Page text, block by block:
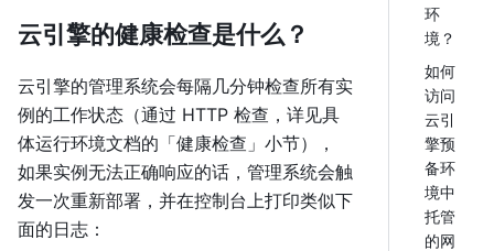
云引擎的健康检查是什么？
云引擎的管理系统会每隔几分钟检查所有实
例的工作状态（通过 HTTP 检查，详见具
体运行环境文档的「健康检查」小节），
如果实例无法正确响应的话，管理系统会触
发一次重新部署，并在控制台上打印类似下
面的日志：
环
境？
如何
访问
云引
擎预
备环
境中
托管
的网